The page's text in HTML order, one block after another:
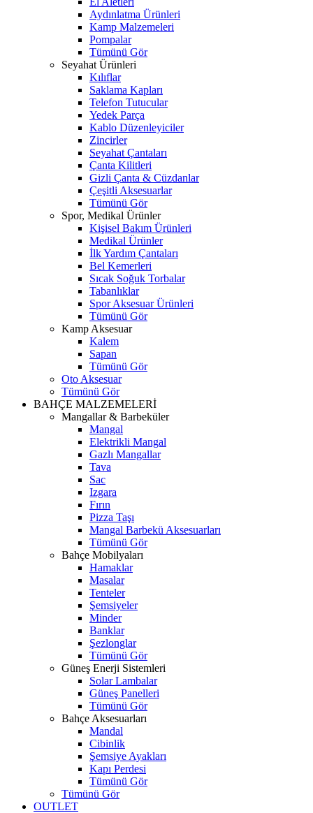
Aydınlatma Ürünleri
Kamp Malzemeleri
Pompalar
Tümünü Gör
Seyahat Ürünleri
Kılıflar
Saklama Kapları
Telefon Tutucular
Yedek Parça
Kablo Düzenleyiciler
Zincirler
Seyahat Çantaları
Çanta Kilitleri
Gizli Çanta & Cüzdanlar
Çeşitli Aksesuarlar
Tümünü Gör
Spor, Medikal Ürünler
Kişisel Bakım Ürünleri
Medikal Ürünler
İlk Yardım Çantaları
Bel Kemerleri
Sıcak Soğuk Torbalar
Tabanlıklar
Spor Aksesuar Ürünleri
Tümünü Gör
Kamp Aksesuar
Kalem
Sapan
Tümünü Gör
Oto Aksesuar
Tümünü Gör
BAHÇE MALZEMELERİ
Mangallar & Barbeküler
Mangal
Elektrikli Mangal
Gazlı Mangallar
Tava
Sac
Izgara
Fırın
Pizza Taşı
Mangal Barbekü Aksesuarları
Tümünü Gör
Bahçe Mobilyaları
Hamaklar
Masalar
Tenteler
Şemsiyeler
Minder
Banklar
Şezlonglar
Tümünü Gör
Güneş Enerji Sistemleri
Solar Lambalar
Güneş Panelleri
Tümünü Gör
Bahçe Aksesuarları
Mandal
Cibinlik
Şemsiye Ayakları
Kapı Perdesi
Tümünü Gör
Tümünü Gör
OUTLET